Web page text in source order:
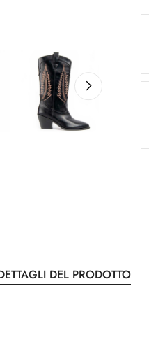
DEL PRODOTTO